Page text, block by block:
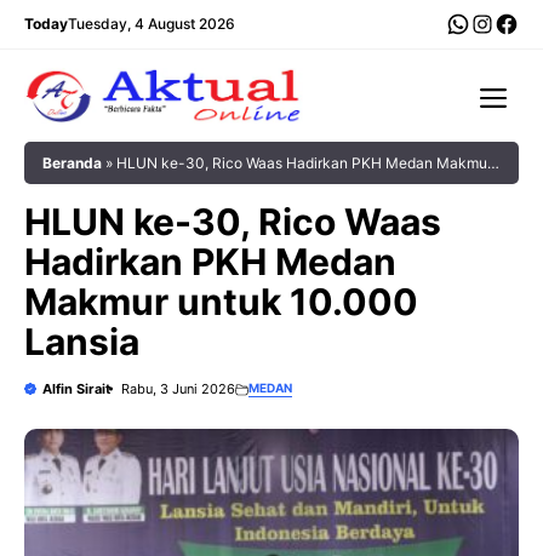
Langsung
TodayTuesday, 4 August 2026
Beranda » HLUN ke-30, Rico Waas Hadirkan PKH Medan Makmur
HLUN ke-30, Rico Waas
Hadirkan PKH Medan
Makmur untuk 10.000
Lansia
Alfin Sirait Rabu, 3 Juni 2026 MEDAN